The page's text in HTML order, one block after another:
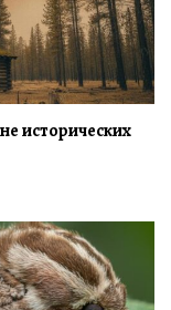
исторических